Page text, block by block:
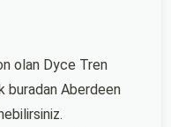
olan Dyce Tren
buradan Aberdeen